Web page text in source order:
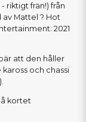
riktigt frän!) från
Mattel ? Hot
2021
att den håller
och chassi
kortet